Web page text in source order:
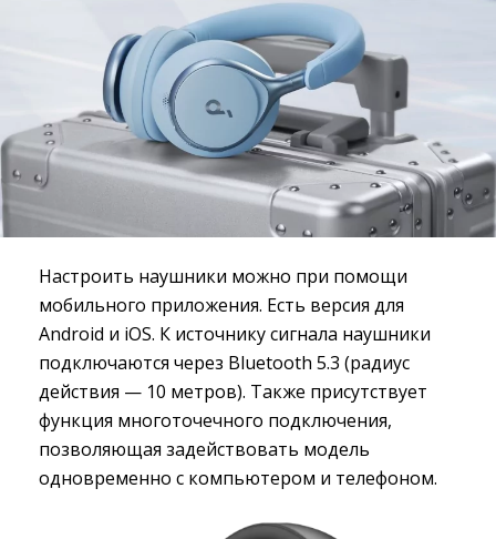
Настроить наушники можно при помощи
мобильного приложения. Есть версия для
Android и iOS. К источнику сигнала наушники
подключаются через Bluetooth 5.3 (радиус
действия — 10 метров). Также присутствует
функция многоточечного подключения,
позволяющая задействовать модель
одновременно с компьютером и телефоном.